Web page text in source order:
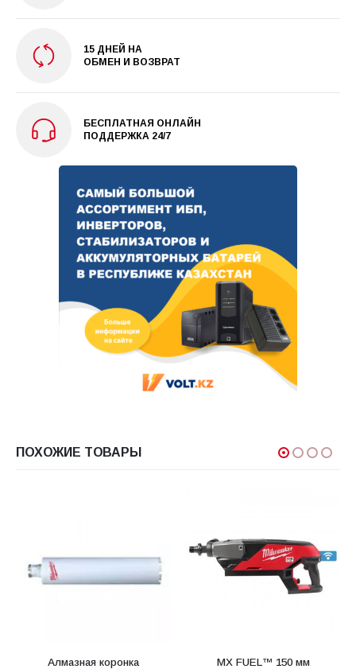
15 ДНЕЙ НА
ОБМЕН И ВОЗВРАТ
БЕСПЛАТНАЯ ОНЛАЙН
ПОДДЕРЖКА 24/7
ПОХОЖИЕ ТОВАРЫ
Алмазная коронка
MX FUEL™ 150 мм